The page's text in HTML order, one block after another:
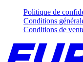
Politique de
Conditions
Conditions de